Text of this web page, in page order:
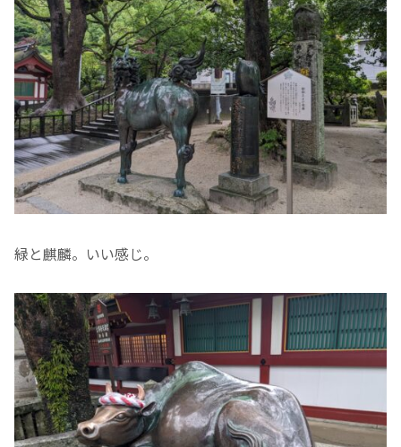
緑と麒麟。いい感じ。